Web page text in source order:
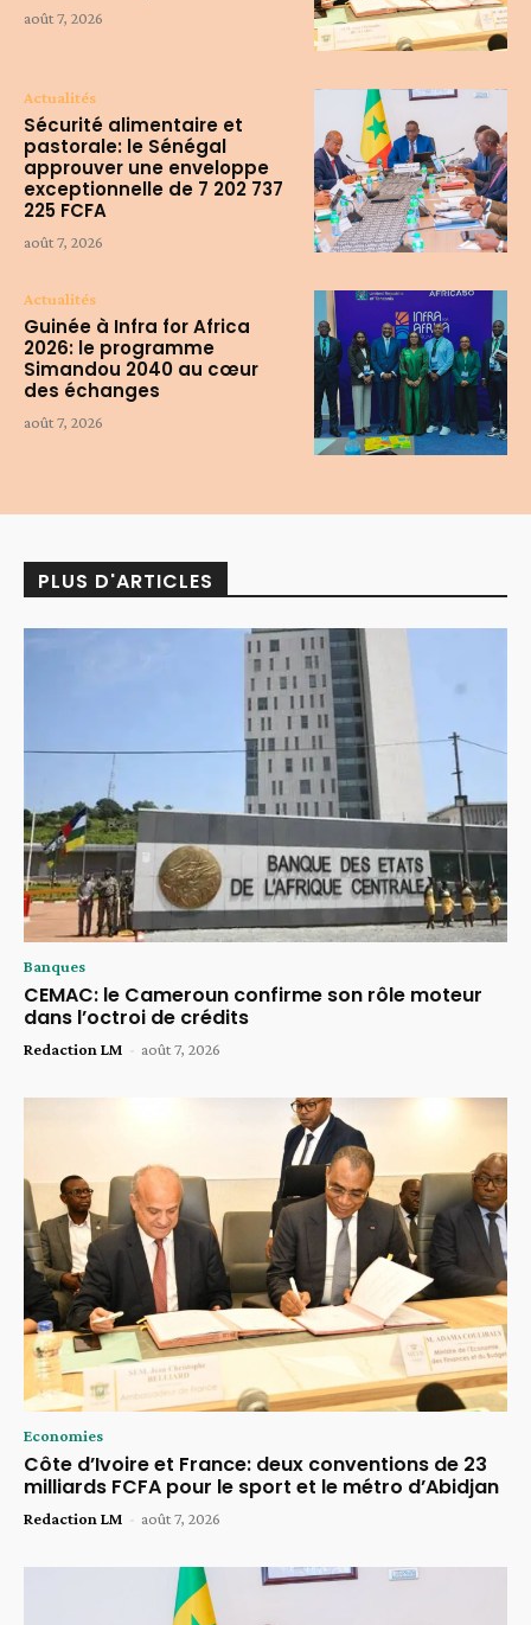
août 7, 2026
Actualités
Sécurité alimentaire et
pastorale: le Sénégal
approuver une enveloppe
exceptionnelle de 7 202 737
225 FCFA
août 7, 2026
Actualités
Guinée à Infra for Africa
2026: le programme
Simandou 2040 au cœur
des échanges
août 7, 2026
PLUS D'ARTICLES
Banques
CEMAC: le Cameroun confirme son rôle moteur
dans l’octroi de crédits
Redaction LM - août 7, 2026
Economies
Côte d’Ivoire et France: deux conventions de 23
milliards FCFA pour le sport et le métro d’Abidjan
Redaction LM - août 7, 2026